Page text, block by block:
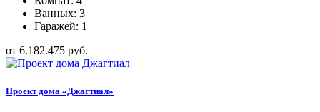
Ванных: 3
Гаражей: 1
от 6.182.475 руб.
Проект дома «Джагтиал»